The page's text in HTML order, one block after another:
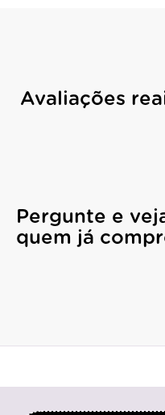
Avaliações
Pergunte e
quem já